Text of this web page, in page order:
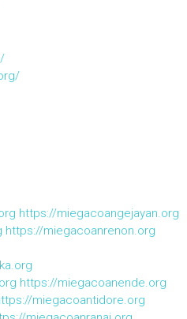
https://miegacoangejayan.org
https://miegacoanrenon.org
https://miegacoanende.org
miegacoantidore.org